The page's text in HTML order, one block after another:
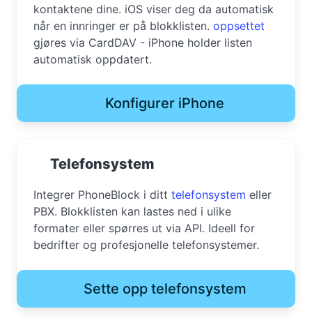
kontaktene dine. iOS viser deg da automatisk
når en innringer er på blokklisten. oppsettet
gjøres via CardDAV - iPhone holder listen
automatisk oppdatert.
Konfigurer iPhone
Telefonsystem
Integrer PhoneBlock i ditt telefonsystem eller
PBX. Blokklisten kan lastes ned i ulike
formater eller spørres ut via API. Ideell for
bedrifter og profesjonelle telefonsystemer.
Sette opp telefonsystem